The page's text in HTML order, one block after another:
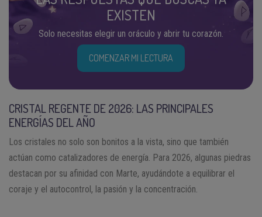
EXISTEN
Solo necesitas elegir un oráculo y abrir tu corazón.
COMENZAR MI LECTURA
CRISTAL REGENTE DE 2026: LAS PRINCIPALES
ENERGÍAS DEL AÑO
Los cristales no solo son bonitos a la vista, sino que también
actúan como catalizadores de energía. Para 2026, algunas piedras
destacan por su afinidad con Marte, ayudándote a equilibrar el
coraje y el autocontrol, la pasión y la concentración.